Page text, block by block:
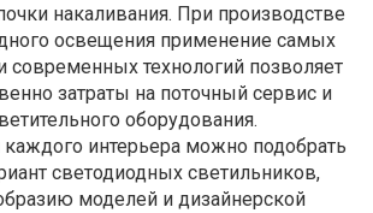
накаливания. При производстве
освещения применение самых
современных технологий позволяет
затраты на поточный сервис и
оборудования.
каждого интерьера можно подобрать
светодиодных светильников,
моделей и дизайнерской